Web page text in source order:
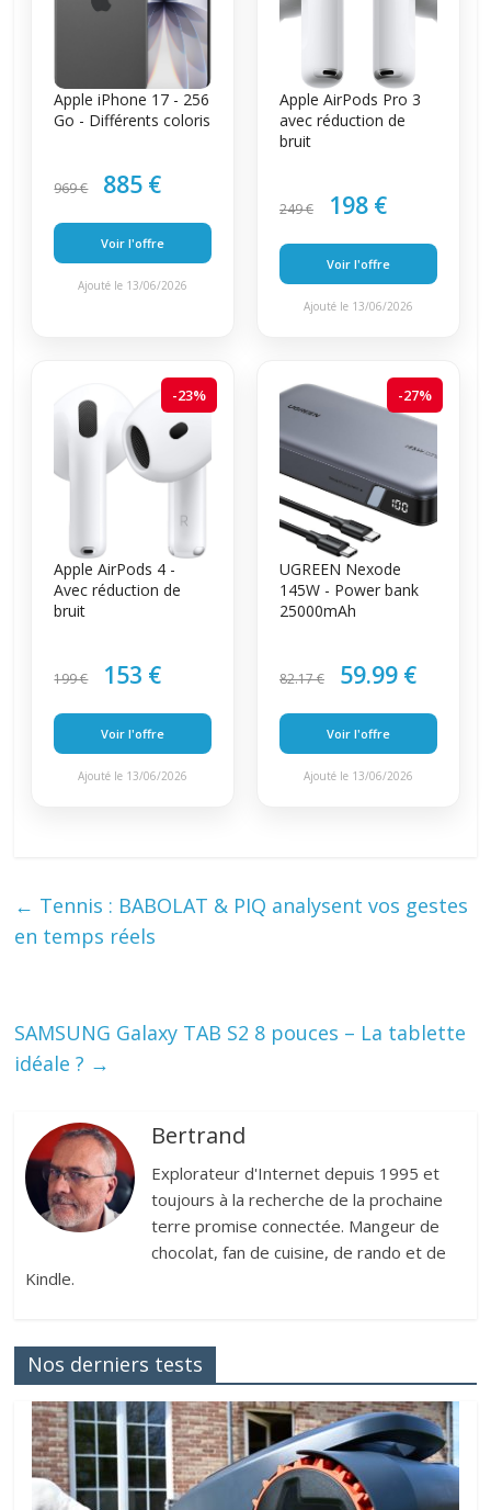
Apple iPhone 17 - 256
Go - Différents coloris
969 € 885 €
Voir l'offre
Ajouté le 13/06/2026
Apple AirPods Pro 3
avec réduction de
bruit
249 € 198 €
Voir l'offre
Ajouté le 13/06/2026
-23%
Apple AirPods 4 -
Avec réduction de
bruit
199 € 153 €
Voir l'offre
Ajouté le 13/06/2026
-27%
UGREEN Nexode
145W - Power bank
25000mAh
82.17 € 59.99 €
Voir l'offre
Ajouté le 13/06/2026
← Tennis : BABOLAT & PIQ analysent vos gestes
en temps réels
SAMSUNG Galaxy TAB S2 8 pouces – La tablette
idéale ? →
Bertrand
Explorateur d'Internet depuis 1995 et
toujours à la recherche de la prochaine
terre promise connectée. Mangeur de
chocolat, fan de cuisine, de rando et de
Kindle.
Nos derniers tests